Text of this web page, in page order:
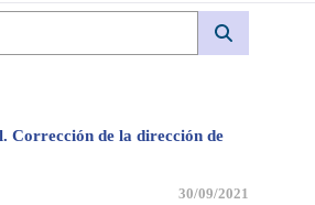
de la
Corrección de la dirección de
30/09/2021